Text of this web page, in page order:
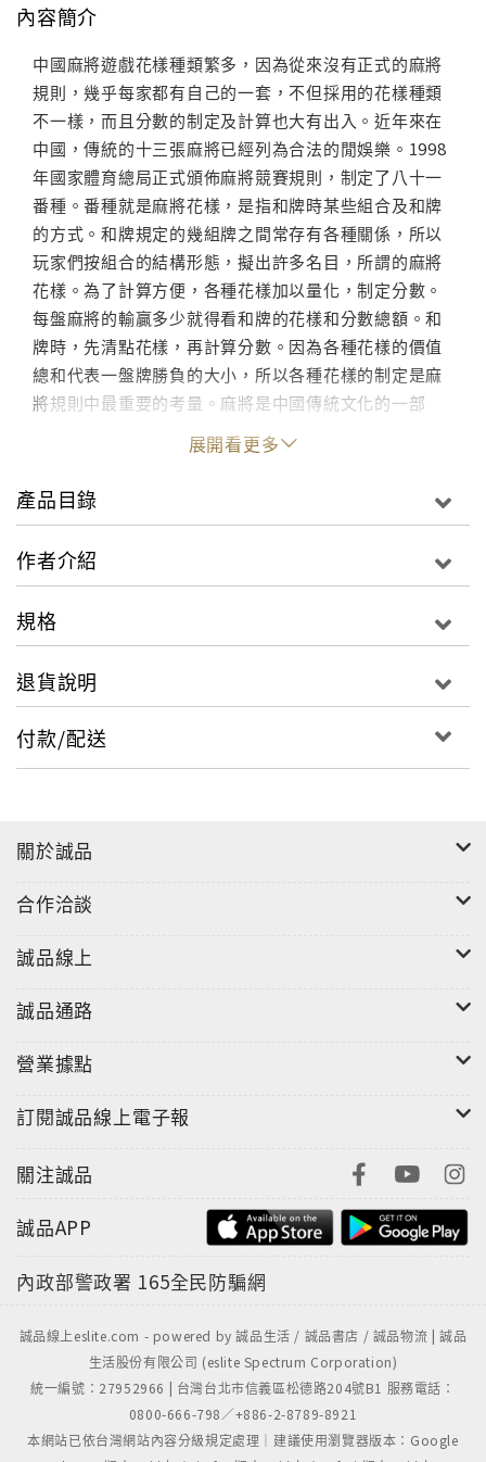
內容簡介
中國麻將遊戲花樣種類繁多，因為從來沒有正式的麻將
規則，幾乎每家都有自己的一套，不但採用的花樣種類
不一樣，而且分數的制定及計算也大有出入。近年來在
中國，傳統的十三張麻將已經列為合法的閒娛樂。1998
年國家體育總局正式頒佈麻將競賽規則，制定了八十一
番種。番種就是麻將花樣，是指和牌時某些組合及和牌
的方式。和牌規定的幾組牌之間常存有各種關係，所以
玩家們按組合的結構形態，擬出許多名目，所謂的麻將
花樣。為了計算方便，各種花樣加以量化，制定分數。
每盤麻將的輸贏多少就得看和牌的花樣和分數總額。和
牌時，先清點花樣，再計算分數。因為各種花樣的價值
總和代表一盤牌勝負的大小，所以各種花樣的制定是麻
將規則中最重要的考量。麻將是中國傳統文化的一部
分，這是不可否認的事實。本書以數理分析為主，討論
麻將遊戲上應用的幾個基本概念，包括樣本空間、隨機
過程、機率、排列及組合，並介紹常用的麻將花樣。
展開看更多
產品目錄
作者介紹
規格
退貨說明
付款/配送
關於誠品
合作洽談
誠品線上
誠品通路
營業據點
訂閱誠品線上電子報
關注誠品
誠品APP
內政部警政署 165全民防騙網
誠品線上eslite.com - powered by 誠品生活 / 誠品書店 / 誠品物流 | 誠品
生活股份有限公司 (eslite Spectrum Corporation)
統一編號：27952966 | 台灣台北市信義區松德路204號B1 服務電話：
0800-666-798／+886-2-8789-8921
本網站已依台灣網站內容分級規定處理｜建議使用瀏覽器版本：Google